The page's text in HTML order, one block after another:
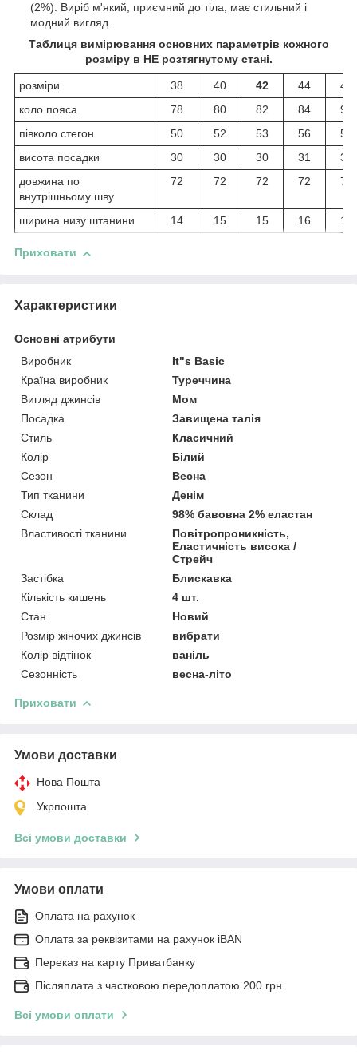
(2%). Виріб м'який, приємний до тіла, має стильний і
модний вигляд.
Таблиця вимірювання основних параметрів кожного
розміру в НЕ розтягнутому стані.
розміри 38 40 42 44
46
коло пояса
78 80 82 84
90
півколо стегон
50 52 53 56
58
висота посадки
30 30 30 31
31
довжина по
внутрішньому шву
72 72 72 72 72
ширина низу штанини 14 15 15 16 16
Приховати
Характеристики
Основні атрибути
Виробник
It"s Basic
Країна виробник
Туреччина
Вигляд джинсів
Мом
Посадка
Завищена талія
Стиль
Класичний
Колір
Білий
Сезон
Весна
Тип тканини
Денім
Склад
98% бавовна 2% еластан
Властивості тканини
Повітропроникність,
Еластичність висока /
Стрейч
Застібка
Блискавка
Кількість кишень
4 шт.
Стан
Новий
Розмір жіночих джинсів
вибрати
Колір відтінок
ваніль
Сезонність
весна-літо
Приховати
Умови доставки
Нова Пошта
Укрпошта
Всі умови доставки
Умови оплати
Оплата на рахунок
Оплата за реквізитами на рахунок iBAN
Переказ на карту Приватбанку
Післяплата з частковою передоплатою 200 грн.
Всі умови оплати